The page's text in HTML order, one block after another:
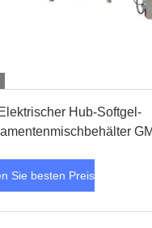
Hub-Softgel-
Sie besten Preis